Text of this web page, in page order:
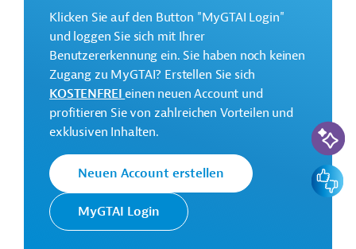
Originaldokumenten, die zum Download bereitstehen.
Bei Fragen wenden Sie sich bitte an das Brüsseler Büro
von Germany Trade & Invest unter projekte@gtai.de.
Geberbeitrag:
16 Millionen Euro
Kontaktadresse
Klicken Sie auf den Button "MyGTAI Login"
und loggen Sie sich mit Ihrer
Benutzererkennung ein. Sie haben noch keinen
Zugang zu MyGTAI? Erstellen Sie sich
KOSTENFREIeinen neuen Account und
profitieren Sie von zahlreichen Vorteilen und
exklusiven Inhalten.
Neuen Account erstellen
MyGTAI Login
KI-